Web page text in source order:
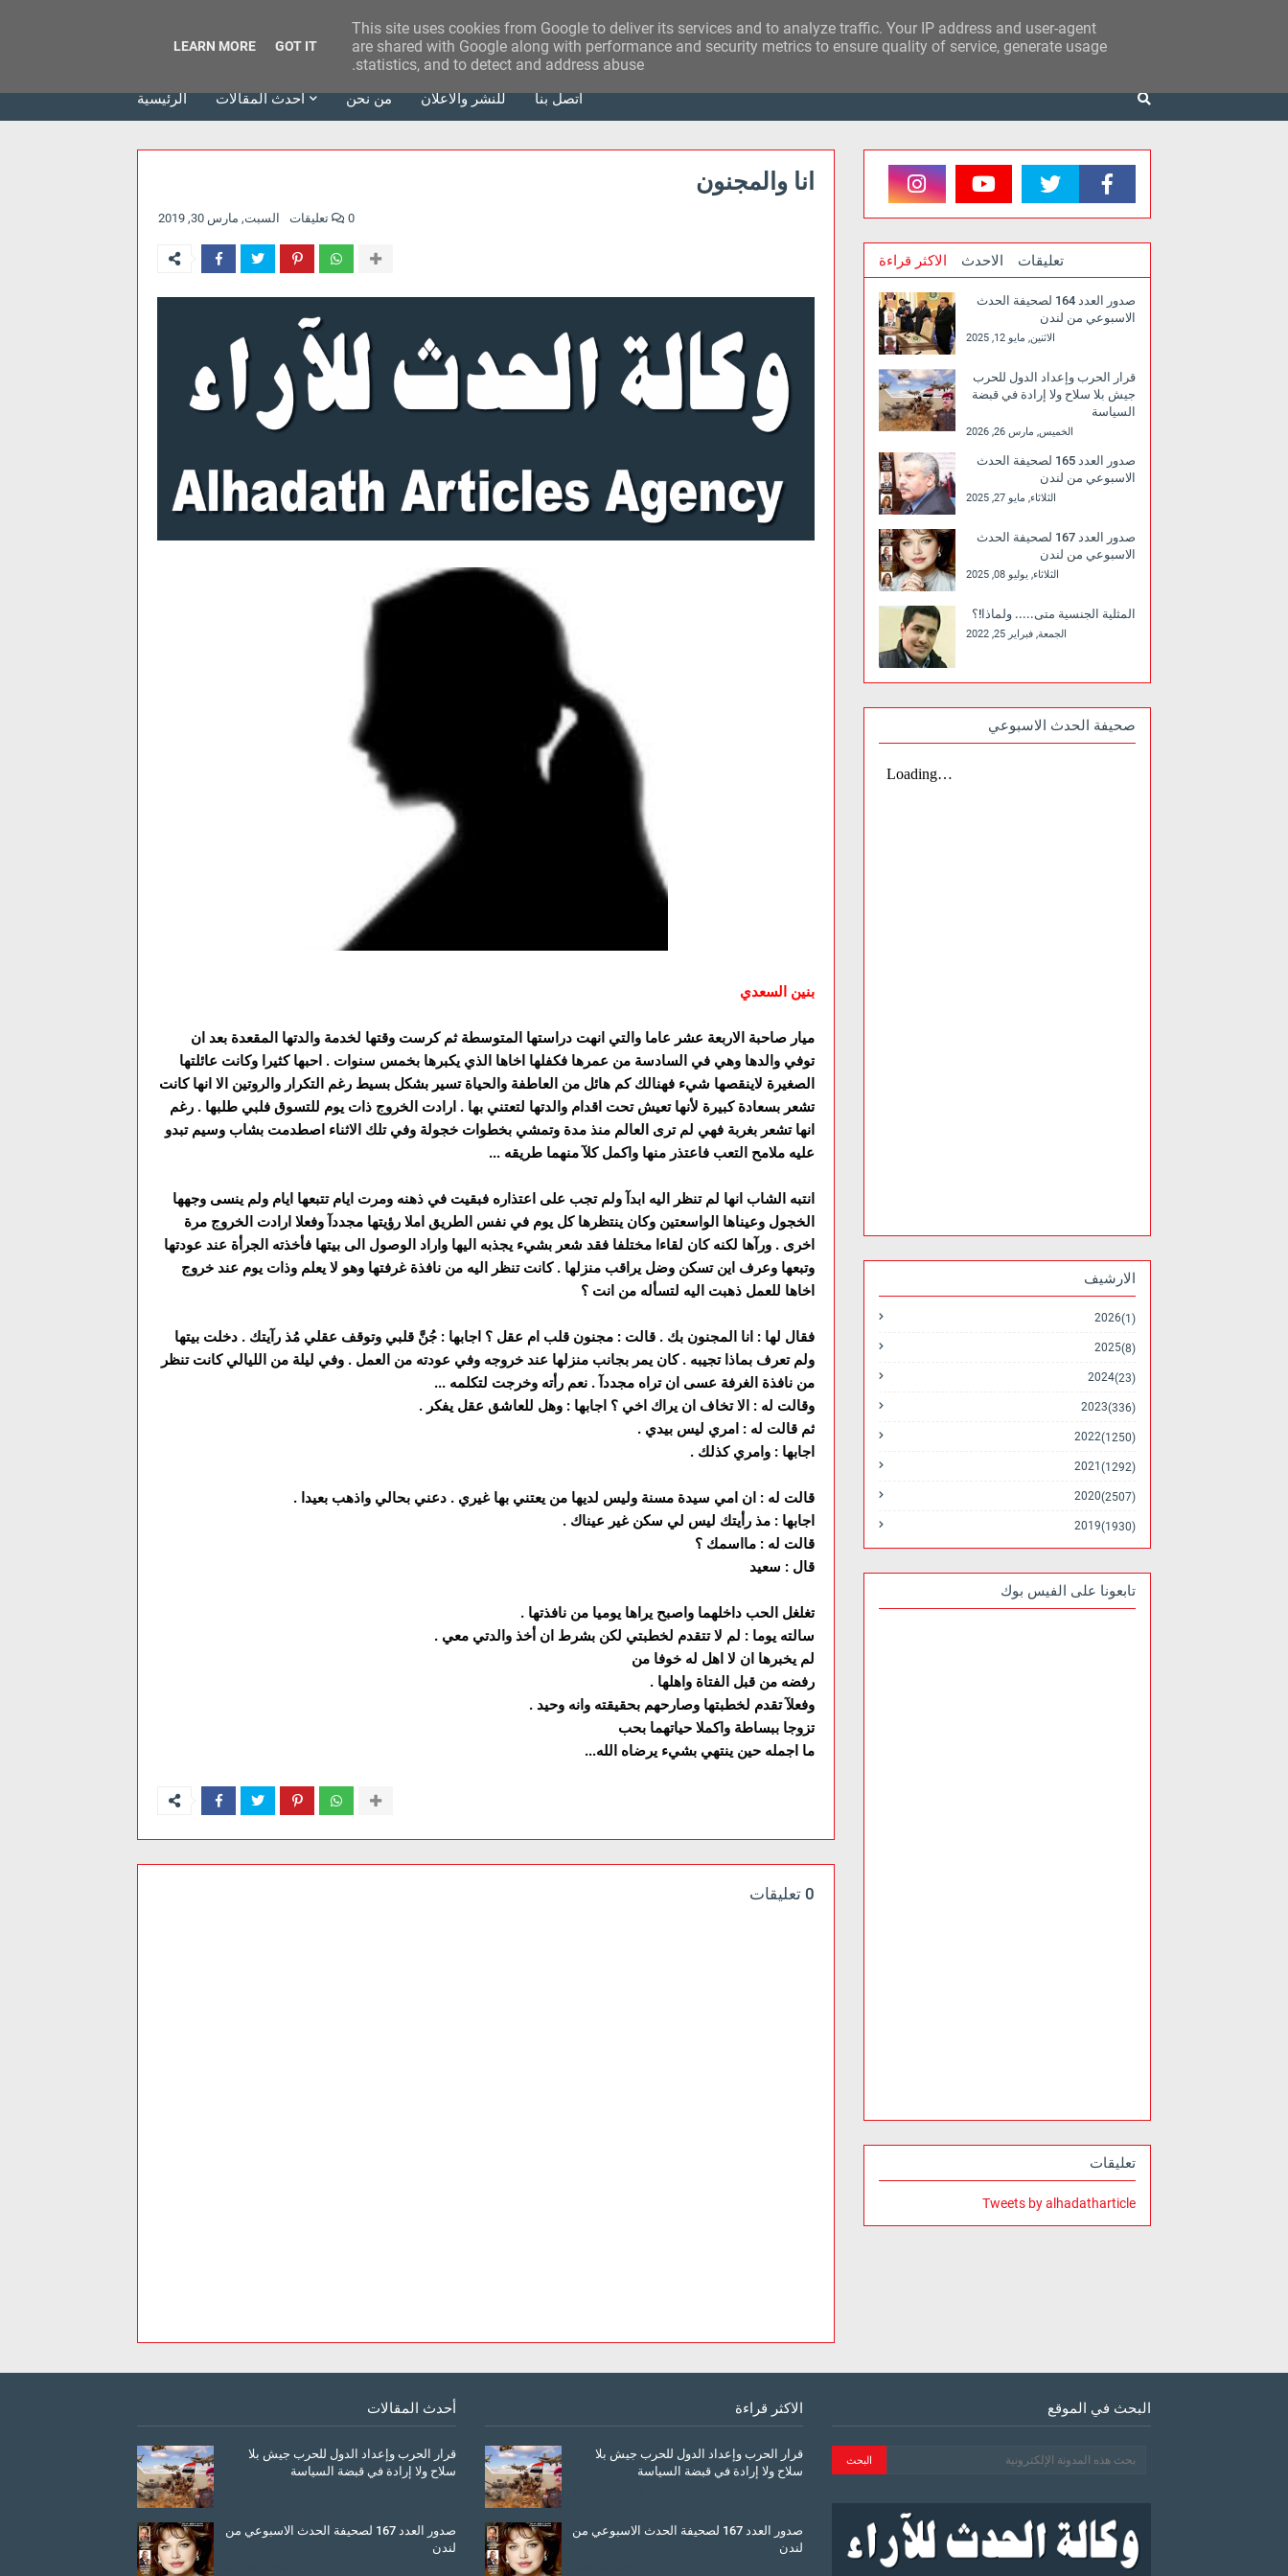
وكالة الحدث للآراء
الرئيسية أحدث المقالات من نحن للنشر والاعلان أتصل بنا
انا والمجنون
السبت, مارس 30, 2019 0 تعليقات
بنين السعدي
ميار صاحبة الاربعة عشر عاما والتي انهت دراستها المتوسطة ثم كرست وقتها لخدمة والدتها المقعدة بعد ان
توفي والدها وهي في السادسة من عمرها فكفلها اخاها الذي يكبرها بخمس سنوات . احبها كثيرا وكانت عائلتها
الصغيرة لاينقصها شيء فهنالك كم هائل من العاطفة والحياة تسير بشكل بسيط رغم التكرار والروتين الا انها كانت
تشعر بسعادة كبيرة لأنها تعيش تحت اقدام والدتها لتعتني بها . ارادت الخروج ذات يوم للتسوق فلبي طلبها . رغم
انها تشعر بغربة فهي لم ترى العالم منذ مدة وتمشي بخطوات خجولة وفي تلك الاثناء اصطدمت بشاب وسيم تبدو
عليه ملامح التعب فاعتذر منها واكمل كلآ منهما طريقه ...
انتبه الشاب انها لم تنظر اليه ابدآ ولم تجب على اعتذاره فبقيت في ذهنه ومرت ايام تتبعها ايام ولم ينسى وجهها
الخجول وعيناها الواسعتين وكان ينتظرها كل يوم في نفس الطريق املا رؤيتها مجددآ وفعلا ارادت الخروج مرة
اخرى . ورآها لكنه كان لقاءا مختلفا فقد شعر بشيء يجذبه اليها واراد الوصول الى بيتها فأخذته الجرأة عند عودتها
وتبعها وعرف اين تسكن وضل يراقب منزلها . كانت تنظر اليه من نافذة غرفتها وهو لا يعلم وذات يوم عند خروج
اخاها للعمل ذهبت اليه لتسأله من انت ؟
فقال لها : انا المجنون بك . قالت : مجنون قلب ام عقل ؟ اجابها : جُنَّ قلبي وتوقف عقلي مُذ رآيتك . دخلت بيتها
ولم تعرف بماذا تجيبه . كان يمر بجانب منزلها عند خروجه وفي عودته من العمل . وفي ليلة من الليالي كانت تنظر
من نافذة الغرفة عسى ان تراه مجددآ . نعم رأته وخرجت لتكلمه ...
وقالت له : الا تخاف ان يراك اخي ؟ اجابها : وهل للعاشق عقل يفكر .
ثم قالت له : امري ليس بيدي .
اجابها : وامري كذلك .
قالت له : ان امي سيدة مسنة وليس لديها من يعتني بها غيري . دعني بحالي واذهب بعيدا .
اجابها : مذ رأيتك ليس لي سكن غير عيناك .
قالت له : مااسمك ؟
قال : سعيد
تغلغل الحب داخلهما واصبح يراها يوميا من نافذتها .
سالته يوما : لم لا تتقدم لخطبتي لكن بشرط ان أخذ والدتي معي .
لم يخبرها ان لا اهل له خوفا من
رفضه من قبل الفتاة واهلها .
وفعلآ تقدم لخطبتها وصارحهم بحقيقته وانه وحيد .
تزوجا ببساطة واكملا حياتهما بحب
ما اجمله حين ينتهي بشيء يرضاه الله...
0 تعليقات
الاكثر قراءة الاحدث تعليقات
صدور العدد 164 لصحيفة الحدث
الاسبوعي من لندن
الاثنين, مايو 12, 2025
قرار الحرب وإعداد الدول للحرب
جيش بلا سلاح ولا إرادة في قبضة
السياسة
الخميس, مارس 26, 2026
صدور العدد 165 لصحيفة الحدث
الاسبوعي من لندن
الثلاثاء, مايو 27, 2025
صدور العدد 167 لصحيفة الحدث
الاسبوعي من لندن
الثلاثاء, يوليو 08, 2025
المثلية الجنسية متى..... ولماذا!؟
الجمعة, فبراير 25, 2022
صحيفة الحدث الاسبوعي
الارشيف
2026 (1)
2025 (8)
2024 (23)
2023 (336)
2022 (1250)
2021 (1292)
2020 (2507)
2019 (1930)
تابعونا على الفيس بوك
تعليقات
Tweets by alhadatharticle
البحث في الموقع الاكثر قراءة
قرار الحرب وإعداد الدول للحرب جيش بلا
سلاح ولا إرادة في قبضة السياسة
صدور العدد 167 لصحيفة الحدث الاسبوعي من
لندن
أحدث المقالات
قرار الحرب وإعداد الدول للحرب جيش بلا
سلاح ولا إرادة في قبضة السياسة
صدور العدد 167 لصحيفة الحدث الاسبوعي من
لندن
This site uses cookies from Google to deliver its services and to analyze traffic. Your IP address and user-agent
are shared with Google along with performance and security metrics to ensure quality of service, generate usage
statistics, and to detect and address abuse.
LEARN MORE GOT IT